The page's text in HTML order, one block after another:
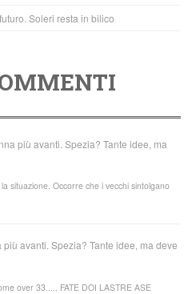
Soleri resta in bilico
più avanti. Spezia? Tante idee, ma
situazione. Occorre che i vecchi sintolgano
più avanti. Spezia? Tante idee, ma deve
over 33..... FATE DOI LASTRE ASE